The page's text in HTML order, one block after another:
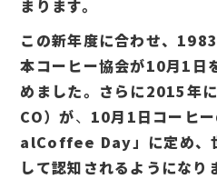
まります。
この新年度に合わせ、
本コーヒー協会が10月1日
めました。さらに2015年
CO）が、 10月1日コーヒ
alCoffee Day」に定め、
して認知されるようになり